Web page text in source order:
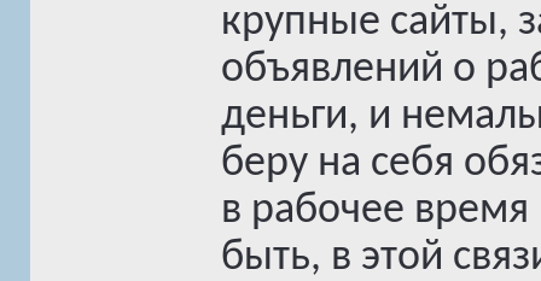
крупные сайты,
объявлений о
деньги, и
беру на себя
в рабочее
быть, в этой